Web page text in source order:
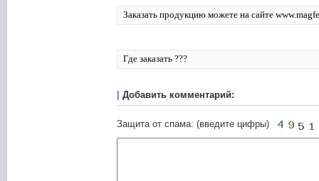
Заказать продукцию можете на сайте
Где заказать ???
Добавить комментарий:
Защита от спама: (введите цифры)